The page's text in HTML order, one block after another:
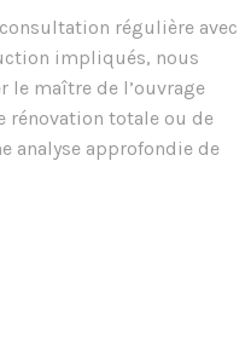
régulière avec
impliqués, nous
le maître de l’ouvrage
rénovation totale ou de
analyse approfondie de